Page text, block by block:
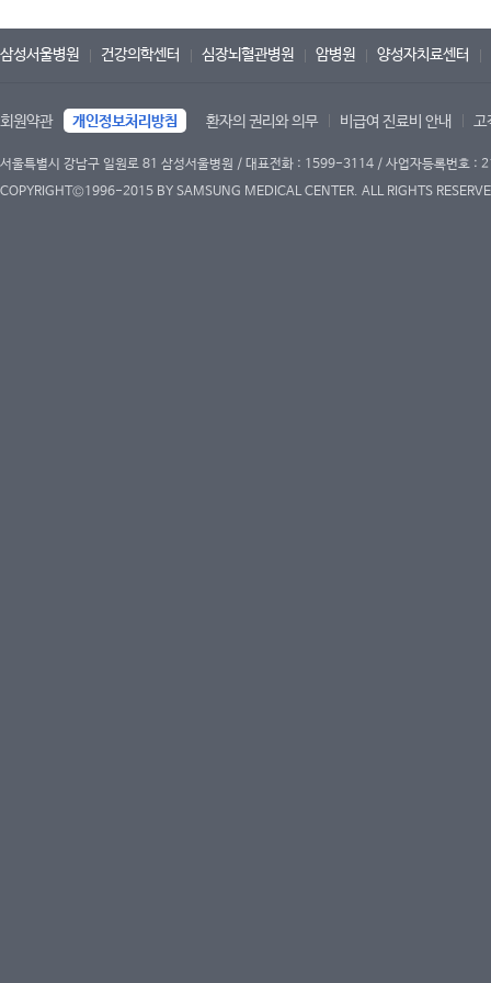
삼성서울병원 건강의학센터 심장뇌혈관병원 암병원 양성자치료센터
회원약관 개인정보처리방침 환자의 권리와 의무 비급여 진료비 안내 고
서울특별시 강남구 일원로 81 삼성서울병원 / 대표전화 : 1599-3114 / 사업자등록번호
COPYRIGHT©1996-2015 BY SAMSUNG MEDICAL CENTER. ALL RIGHTS